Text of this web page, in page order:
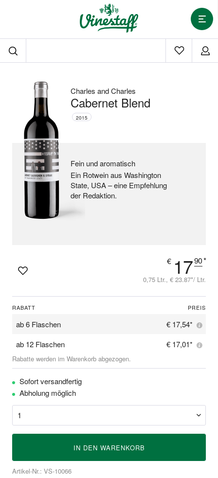
Charles and Charles
Cabernet Blend
2015
Fein und aromatisch
Ein Rotwein aus Washington
State, USA –eine Empfehlung
der Redaktion.
€ 1790*
0,75 Ltr., € 23.87*/ Ltr.
RABATT PREIS
ab6 Flaschen
€ 17,54*
ab 12 Flaschen € 17,01*
Rabatte werden im Warenkorb abgezogen.
Sofort versandfertig
Abholung möglich
IN DEN WARENKORB
Artikel-Nr.: VS-10066